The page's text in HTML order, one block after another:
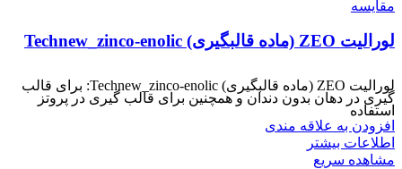
مقایسه
لورالیت ZEO (ماده قالبگیری) Technew_zinco-enolic
لورالیت ZEO (ماده قالبگیری) Technew_zinco-enolic: برای قالب
گیری در دهان بدون دندان و همچنین برای قالب گیری در پروتز
استفاده
افزودن به علاقه مندی
اطلاعات بیشتر
مشاهده سریع